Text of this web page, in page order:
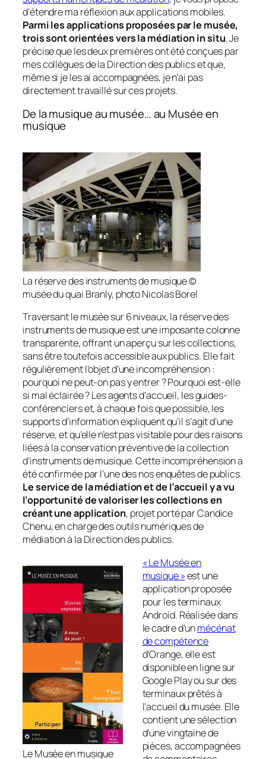
d’étendre ma réflexion aux applications mobiles.
Parmi les applications proposées par le musée,
trois sont orientées vers la médiationin situ. Je
précise que les deux premières ont été conçues par
mes collègues de la Direction des publics et que,
même si je les ai accompagnées, je n’ai pas
directement travaillé sur ces projets.
De la musique au musée… au Musée en
musique
La réserve des instruments de musique ©
musée du quai Branly, photo Nicolas Borel
Traversant le musée sur 6 niveaux, la réserve des
instruments de musique est une imposante colonne
transparente, offrant un aperçu sur les collections,
sans être toutefois accessible aux publics. Elle fait
régulièrement l’objet d’une incompréhension :
pourquoi ne peut-on pas y entrer ? Pourquoi est-elle
si mal éclairée ? Les agents d’accueil, les guides-
conférenciers et, à chaque fois que possible, les
supports d’information expliquent qu’il s’agit d’une
réserve, et qu’elle n’est pas visitable pour des raisons
liées à la conservation préventive de la collection
d’instruments de musique. Cette incompréhension a
été confirmée par l’une des nos enquêtes de publics.
Le service de la médiation et de l’accueil y a vu
l’opportunité de valoriser les collections en
créant une application, projet porté par Candice
Chenu, en charge des outils numériques de
médiation à la Direction des publics.
Le Musée en musique
« Le Musée en
musique »est une
application proposée
pour les terminaux
Android. Réalisée dans
le cadre d’unmécénat
de compétence
d’Orange, elle est
disponible en ligne sur
Google Play ou sur des
terminaux prêtés à
l’accueil du musée. Elle
contient une sélection
d’une vingtaine de
pièces, accompagnées